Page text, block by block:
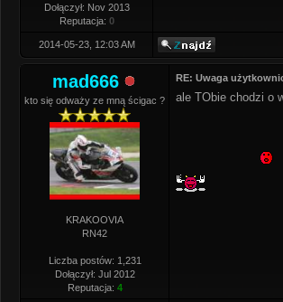
Dołączył: Nov 2013
Reputacja: 0
2014-05-23, 12:03 AM
mad666
kto się odważy ze mną ścigac ?
KRAKOOVIA
RN42
Liczba postów: 1,231
Dołączył: Jul 2012
Reputacja: 4
RE: Uwaga
ale TObie chodzi o